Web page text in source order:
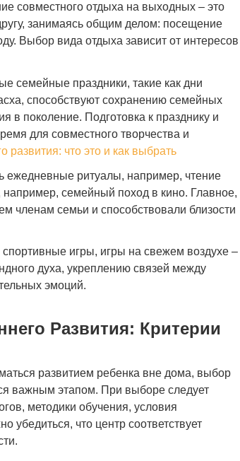
совместного отдыха на выходных – это
занимаясь общим делом: посещение
Выбор вида отдыха зависит от интересов
семейные праздники, такие как дни
способствуют сохранению семейных
в поколение. Подготовка к празднику и
для совместного творчества и
развития: что это и как выбрать
ежедневные ритуалы, например, чтение
семейный поход в кино. Главное,
членам семьи и способствовали близости
игры, игры на свежем воздухе –
духа, укреплению связей между
эмоций.
Развития: Критерии
развитием ребенка вне дома, выбор
важным этапом. При выборе следует
методики обучения, условия
убедиться, что центр соответствует